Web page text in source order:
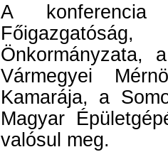
A konferencia
Önkormányzata,
Vármegyei
Kamarája, a
Magyar
valósul meg.